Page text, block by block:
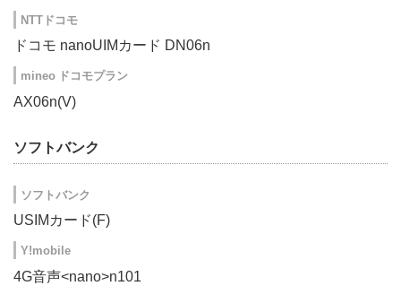
NTTドコモ
ドコモ nanoUIMカード DN06n
mineo ドコモプラン
AX06n(V)
ソフトバンク
ソフトバンク
USIMカード(F)
Y!mobile
4G音声<nano>n101